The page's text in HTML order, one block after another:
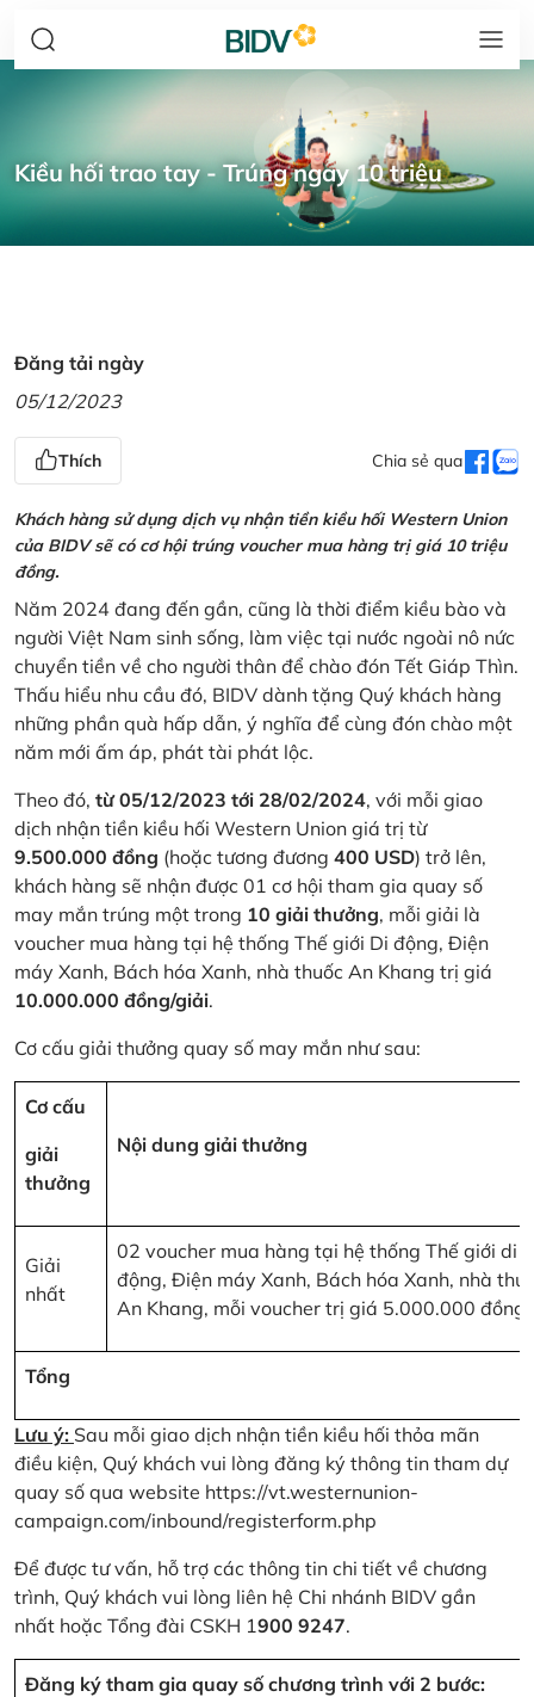
Kiều hối trao tay - Trúng ngay 10 triệu
Đăng tải ngày
05/12/2023
Thích Chia sẻ qua
Khách hàng sử dụng dịch vụ nhận tiền kiều hối Western Union
của BIDV sẽ có cơ hội trúng voucher mua hàng trị giá 10 triệu
đồng.
Năm 2024 đang đến gần, cũng là thời điểm kiều bào và
người Việt Nam sinh sống, làm việc tại nước ngoài nô nức
chuyển tiền về cho người thân để chào đón Tết Giáp Thìn.
Thấu hiểu nhu cầu đó, BIDV dành tặng Quý khách hàng
những phần quà hấp dẫn, ý nghĩa để cùng đón chào một
năm mới ấm áp, phát tài phát lộc.
Theo đó, từ 05/12/2023 tới 28/02/2024, với mỗi giao
dịch nhận tiền kiều hối Western Union giá trị từ
9.500.000 đồng (hoặc tương đương 400 USD) trở lên,
khách hàng sẽ nhận được 01 cơ hội tham gia quay số
may mắn trúng một trong 10 giải thưởng, mỗi giải là
voucher mua hàng tại hệ thống Thế giới Di động, Điện
máy Xanh, Bách hóa Xanh, nhà thuốc An Khang trị giá
10.000.000 đồng/giải.
Cơ cấu giải thưởng quay số may mắn như sau:
Cơ cấu
giải
thưởng
Nội dung giải thưởng
Giải
nhất
02 voucher mua hàng tại hệ thống Thế giới di
động, Điện máy Xanh, Bách hóa Xanh, nhà
An Khang, mỗi voucher trị giá 5.000.000 đồng
Tổng
Lưu ý: Sau mỗi giao dịch nhận tiền kiều hối thỏa mãn
điều kiện, Quý khách vui lòng đăng ký thông tin tham dự
quay số qua website https://vt.westernunion-
campaign.com/inbound/registerform.php
Để được tư vấn, hỗ trợ các thông tin chi tiết về chương
trình, Quý khách vui lòng liên hệ Chi nhánh BIDV gần
nhất hoặc Tổng đài CSKH 1900 9247.
Đăng ký tham gia quay số chương trình với 2 bước: